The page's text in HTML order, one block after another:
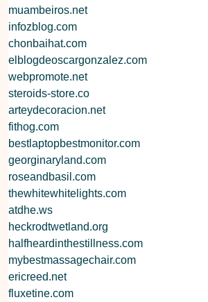
muambeiros.net
infozblog.com
chonbaihat.com
elblogdeoscargonzalez.com
webpromote.net
steroids-store.co
arteydecoracion.net
fithog.com
bestlaptopbestmonitor.com
georginaryland.com
roseandbasil.com
thewhitewhitelights.com
atdhe.ws
heckrodtwetland.org
halfheardinthestillness.com
mybestmassagechair.com
ericreed.net
fluxetine.com